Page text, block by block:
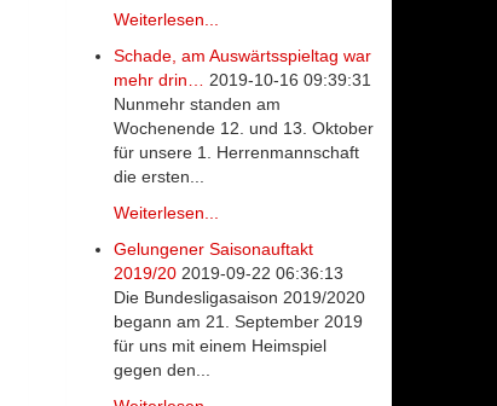
Weiterlesen...
Schade, am Auswärtsspieltag war
mehr drin…
2019-10-16 09:39:31
Nunmehr standen am
Wochenende 12. und 13. Oktober
für unsere 1. Herrenmannschaft
die ersten...
Weiterlesen...
Gelungener Saisonauftakt
2019/20 2019-09-22 06:36:13
Die Bundesligasaison 2019/2020
begann am 21. September 2019
für uns mit einem Heimspiel
gegen den...